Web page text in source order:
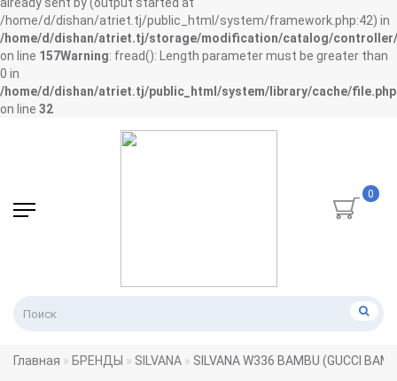
/home/d/dishan/atriet.tj/public_html/system/framework.php:42) in
/home/d/dishan/atriet.tj/storage/modification/catalog/
on line 157Warning: fread(): Length parameter must be greater than
0 in
/home/d/dishan/atriet.tj/public_html/system/library/cache/file.php
on line 32
0
Главная БРЕНДЫ SILVANA SILVANA W336 BAMBU (GUCCI